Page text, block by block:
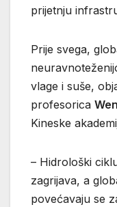
prijetnju
Prije svega,
vlage i suše,
profesorica
Kineske
– Hidrološki
zagrijava, a
povećavaju se